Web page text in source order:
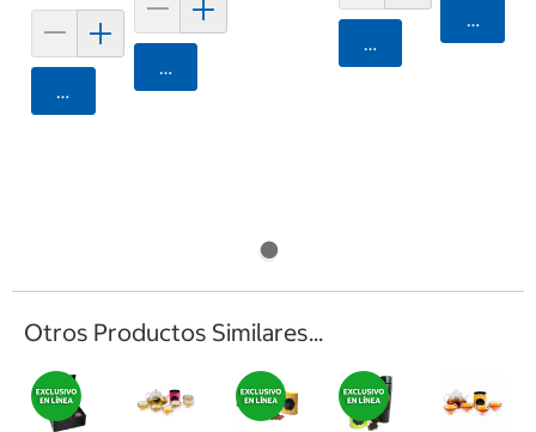
Agregar
Agregar
Agregar
Otros Productos Similares...